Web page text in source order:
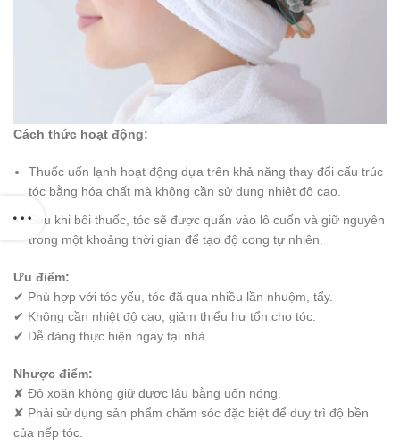
Cách thức hoạt động:
Thuốc uốn lạnh hoạt động dựa trên khả năng thay đổi cấu trúc
tóc bằng hóa chất mà không cần sử dụng nhiệt độ cao.
Sau khi bôi thuốc, tóc sẽ được quấn vào lô cuốn và giữ nguyên
trong một khoảng thời gian để tạo độ cong tự nhiên.
Ưu điểm:
✔ Phù hợp với tóc yếu, tóc đã qua nhiều lần nhuộm, tẩy.
✔ Không cần nhiệt độ cao, giảm thiểu hư tổn cho tóc.
✔ Dễ dàng thực hiện ngay tại nhà.
Nhược điểm:
✘ Độ xoăn không giữ được lâu bằng uốn nóng.
✘ Phải sử dụng sản phẩm chăm sóc đặc biệt để duy trì độ bền
của nếp tóc.